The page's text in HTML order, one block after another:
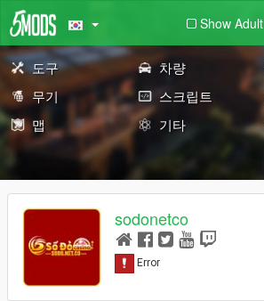
Show Adult
도구 차량
무기
스크립트
맵
기타
sodonetco